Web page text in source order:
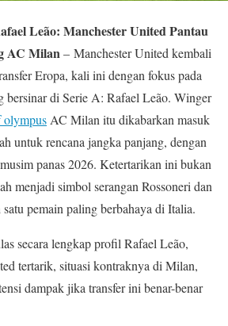
Leão: Manchester United Pantau
AC Milan– Manchester United kembali
Eropa, kali ini dengan fokus pada
bersinar di Serie A: Rafael Leão. Winger
olympus AC Milan itu dikabarkan masuk
untuk rencana jangka panjang, dengan
panas 2026. Ketertarikan ini bukan
menjadi simbol serangan Rossoneri dan
satu pemain paling berbahaya di Italia.
secara lengkap profil Rafael Leão,
tertarik, situasi kontraknya di Milan,
dampak jika transfer ini benar-benar